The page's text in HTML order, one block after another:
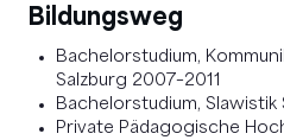
Bildungsweg
Bachelorstudium,
Salzburg 2007–2011
Bachelorstudium, Slawistik
Private Pädagogische